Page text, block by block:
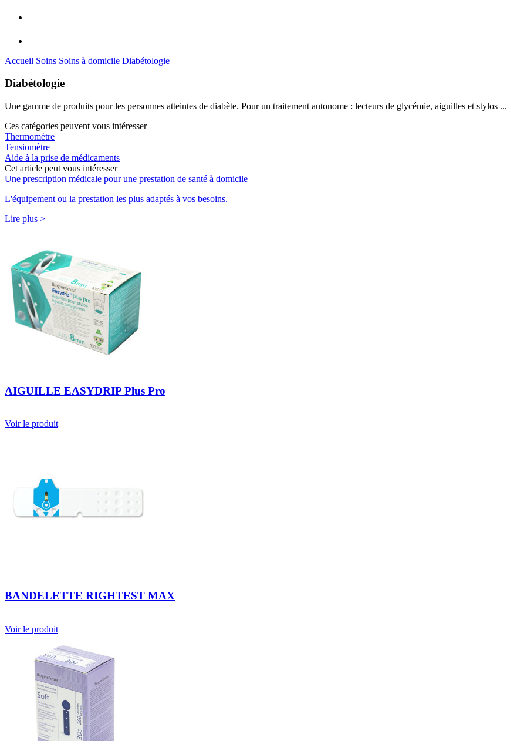
Accueil Soins Soins à domicile Diabétologie
Diabétologie
Une gamme de produits pour les personnes atteintes de diabète. Pour un traitement autonome : lecteurs de glycémie, aiguilles et stylos ...
Ces catégories peuvent vous intéresser
Thermomètre
Tensiomètre
Aide à la prise de médicaments
Cet article peut vous intéresser
Une prescription médicale pour une prestation de santé à domicile
L'équipement ou la prestation les plus adaptés à vos besoins.
Lire plus >
AIGUILLE EASYDRIP Plus Pro
Voir le produit
BANDELETTE RIGHTEST MAX
Voir le produit